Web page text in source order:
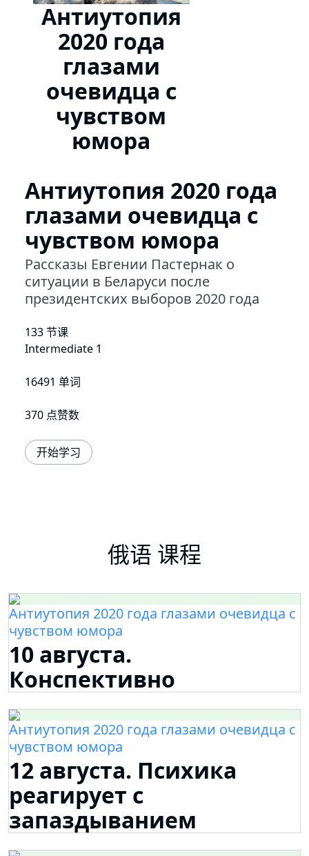
Антиутопия
2020 года
глазами
очевидца с
чувством
юмора
Антиутопия 2020 года
глазами очевидца с
чувством юмора
Рассказы Евгении Пастернак о
ситуации в Беларуси после
президентских выборов 2020 года
133 节课
Intermediate 1
16491 单词
370 点赞数
开始学习
俄语 课程
Антиутопия 2020 года глазами очевидца с
чувством юмора
10 августа.
Конспективно
Антиутопия 2020 года глазами очевидца с
чувством юмора
12 августа. Психика
реагирует с
запаздыванием